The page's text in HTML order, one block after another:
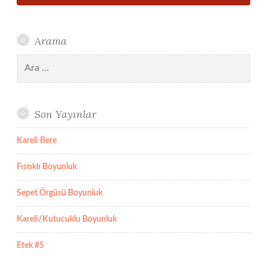
Arama
Son Yayınlar
Kareli Bere
Fıstıklı Boyunluk
Sepet Örgüsü Boyunluk
Kareli/Kutucuklu Boyunluk
Etek #5